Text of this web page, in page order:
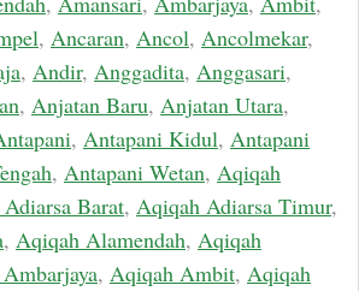
, Ancaran, Ancol, Ancolmekar,
, Andir, Anggadita, Anggasari,
, Anjatan Baru, Anjatan Utara,
, Antapani Kidul, Antapani
, Antapani Wetan, Aqiqah
Barat, Aqiqah Adiarsa Timur,
, Aqiqah Alamendah, Aqiqah
, Aqiqah Ambit, Aqiqah